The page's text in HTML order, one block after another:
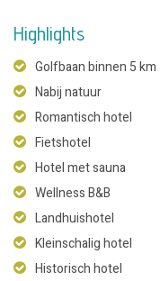
Highlights
Golfbaan binnen 5 km
Nabij natuur
Romantisch hotel
Fietshotel
Hotel met sauna
Wellness B&B
Landhuishotel
Kleinschalig hotel
Historisch hotel